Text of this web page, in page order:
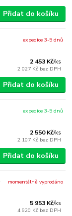
Přidat do košíku
2 453 Kč/ks
2 027 Kč bez DPH
expedice 3-5 dnů
Přidat do košíku
2 550 Kč/ks
2 107 Kč bez DPH
expedice 3-5 dnů
Přidat do košíku
5 953 Kč/ks
4 920 Kč bez DPH
momentálně vyprodáno